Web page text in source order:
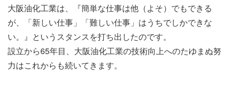
大阪油化工業は、『簡単な仕事は他（よそ）でもできる
が、「新しい仕事」「難しい仕事」はうちでしかできな
い。』というスタンスを打ち出したのです。
設立から65年目、大阪油化工業の技術向上へのたゆまぬ努
力はこれからも続いてきます。